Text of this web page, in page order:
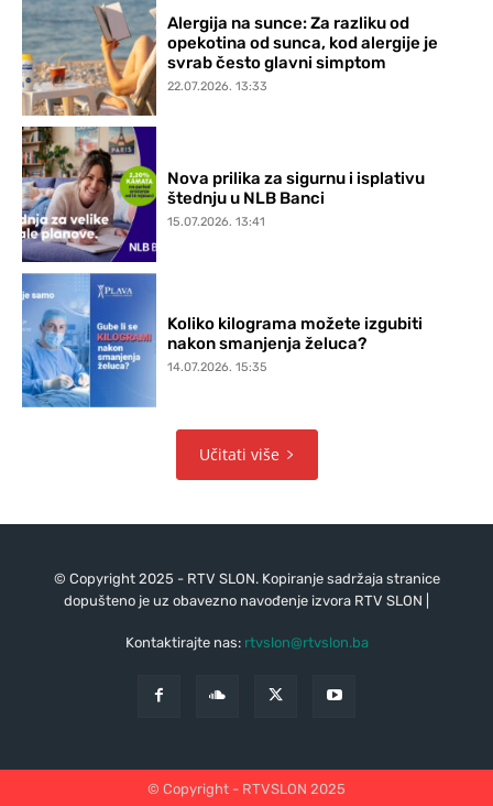
Alergija na sunce: Za razliku od
opekotina od sunca, kod alergije je
svrab često glavni simptom
22.07.2026. 13:33
Nova prilika za sigurnu i isplativu
štednju u NLB Banci
15.07.2026. 13:41
Koliko kilograma možete izgubiti
nakon smanjenja želuca?
14.07.2026. 15:35
Učitati više
© Copyright 2025 - RTV SLON. Kopiranje sadržaja stranice
dopušteno je uz obavezno navođenje izvora RTV SLON |
Kontaktirajte nas: rtvslon@rtvslon.ba
© Copyright - RTVSLON 2025